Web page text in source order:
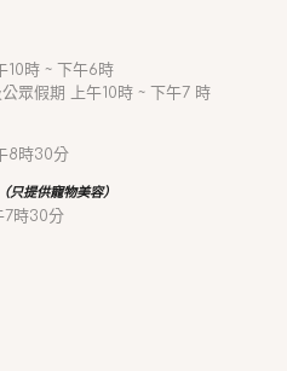
10時 ~ 下午6時
眾假期 上午10時 ~ 下午7 時
8時30分
（只提供寵物美容）
7時30分